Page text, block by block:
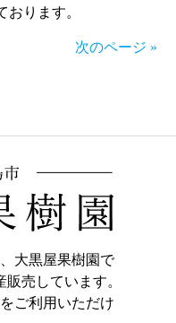
ります。
次のページ »
大黒屋果樹園で
売しています。
ご利用いただけ